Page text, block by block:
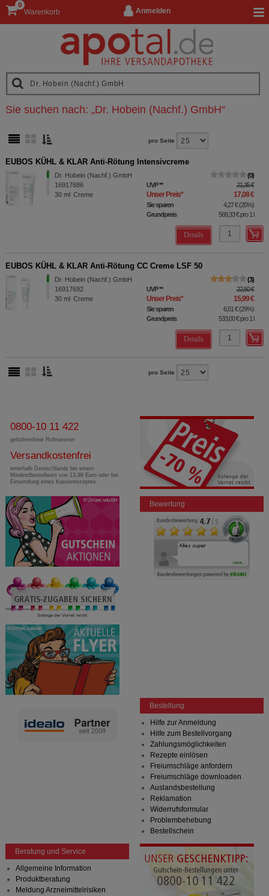
Anmelden
Warenkorb
0
Sie suchen nach: „Dr. Hobein (Nachf.) GmbH“
pro Seite
EUBOS KÜHL & KLAR Anti-Rötung Intensivcreme
Dr. Hobein (Nachf.) GmbH
16917686
30 ml Creme
0
UVP** 21,35 €
Unser Preis* 17,08 €
Sie sparen 4,27 €(20%)
Grundpreis
569,33 €pro 1 l
Details
EUBOS KÜHL & KLAR Anti-Rötung CC Creme LSF 50
Dr. Hobein (Nachf.) GmbH
16917692
30 ml Creme
3
UVP** 22,50 €
Unser Preis* 15,99 €
Sie sparen 6,51 €(29%)
Grundpreis
533,00 €pro 1 l
Details
pro Seite
0800-10 11 422
gebührenfreie Rufnummer
Versandkostenfrei
innerhalb Deutschlands bei einem
Mindestbestellwert von 13,99 Euro oder bei
Einsendung eines Kassenrezeptes
Bewertung
Bestellung
Hilfe zur Anmeldung
Hilfe zum Bestellvorgang
Zahlungsmöglichkeiten
Rezepte einlösen
Freiumschläge anfordern
Freiumschläge downloaden
Auslandsbestellung
Reklamation
Widerrufsformular
Problembehebung
Bestellschein
Beratung und Service
Allgemeine Information
Produktberatung
Meldung Arzneimittelrisiken